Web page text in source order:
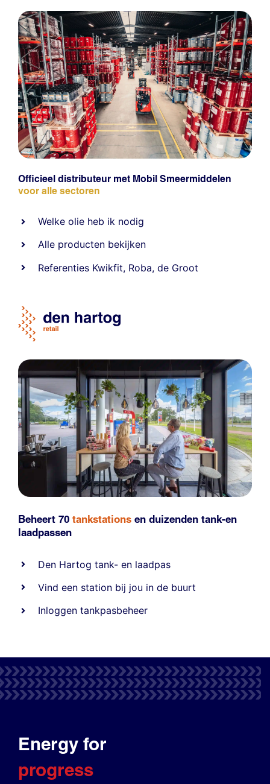
Officieel distributeur met Mobil Smeermiddelen
voor alle sectoren
Welke olie heb ik nodig
Alle producten bekijken
Referenties Kwikfit, Roba,de Groot
Beheert 70 tankstations en duizenden tank-en
laadpassen
Den Hartog tank- en laadpas
Vind een station bij jou in de buurt
Inloggen tankpasbeheer
Energy for
progress